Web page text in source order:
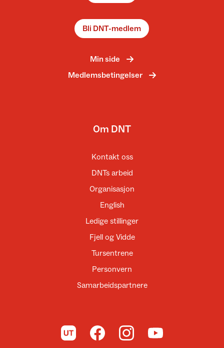
Bli DNT-medlem
Min side
Medlemsbetingelser
Om DNT
Kontakt oss
DNTs arbeid
Organisasjon
English
Ledige stillinger
Fjell og Vidde
Tursentrene
Personvern
Samarbeidspartnere
Til UT.no Til DNT på Facebook
Til DNT på Instagram
Til DNT på YouTube